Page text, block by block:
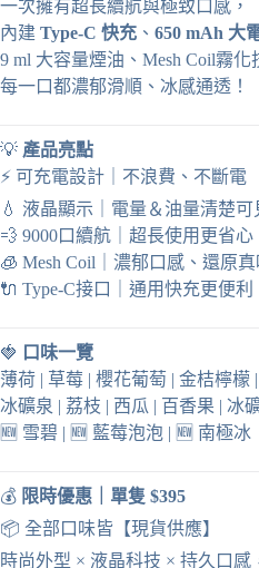
顯
示
🔥
現
日
出
數
量
一次擁有超長續航與極致口感，
內建 Type-C 快充 、 650 mAh 大
9 ml 大容量煙油、Mesh Coil霧化
每一口都濃郁滑順、冰感通透！
💡 產品亮點
⚡ 可充電設計｜不浪費、不斷電
💧 液晶顯示｜電量＆油量清楚可
💨 9000口續航｜超長使用更省心
🧊 Mesh Coil｜濃郁口感、還原
🔌 Type-C接口｜通用快充更便利
🍓 口味一覽
薄荷 | 草莓 | 櫻花葡萄 | 金桔檸檬
冰礦泉 | 荔枝 | 西瓜 | 百香果 | 冰
🆕 雪碧 | 🆕 藍莓泡泡 | 🆕 南極冰
💰 限時優惠｜單隻 $395
📦 全部口味皆【現貨供應】
時尚外型 × 液晶科技 × 持久口感